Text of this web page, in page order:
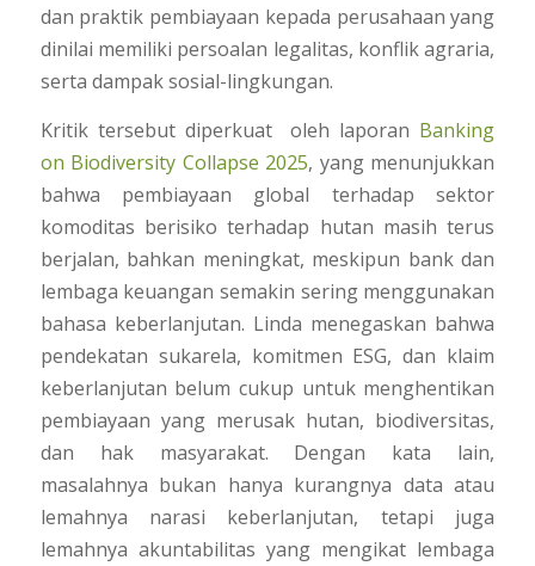
dan praktik pembiayaan kepada perusahaan yang
dinilai memiliki persoalan legalitas, konflik agraria,
serta dampak sosial-lingkungan.
Kritik tersebut diperkuat oleh laporan Banking
on Biodiversity Collapse 2025, yang menunjukkan
bahwa pembiayaan global terhadap sektor
komoditas berisiko terhadap hutan masih terus
berjalan, bahkan meningkat, meskipun bank dan
lembaga keuangan semakin sering menggunakan
bahasa keberlanjutan. Linda menegaskan bahwa
pendekatan sukarela, komitmen ESG, dan klaim
keberlanjutan belum cukup untuk menghentikan
pembiayaan yang merusak hutan, biodiversitas,
dan hak masyarakat. Dengan kata lain,
masalahnya bukan hanya kurangnya data atau
lemahnya narasi keberlanjutan, tetapi juga
lemahnya akuntabilitas yang mengikat lembaga